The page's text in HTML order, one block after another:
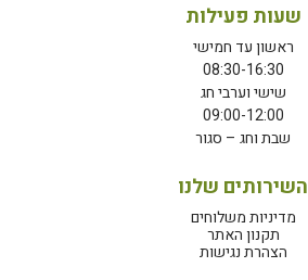
שעות פעילות
ראשון עד חמישי
08:30-16:30
שישי וערבי חג
09:00-12:00
שבת וחג – סגור
השירותים שלנו
מדיניות משלוחים
תקנון האתר
הצהרת נגישות